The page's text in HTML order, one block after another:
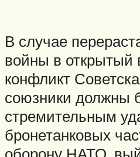
В случае
войны в открытый
конфликт
союзники
стремительным
бронетанковых